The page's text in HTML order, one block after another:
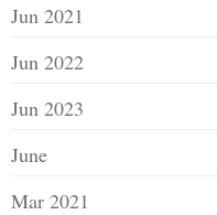
Jun 2021
Jun 2022
Jun 2023
June
Mar 2021